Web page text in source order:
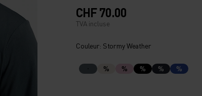
CHF 70.00
TVA incluse
Couleur: Stormy Weather
% % % % %